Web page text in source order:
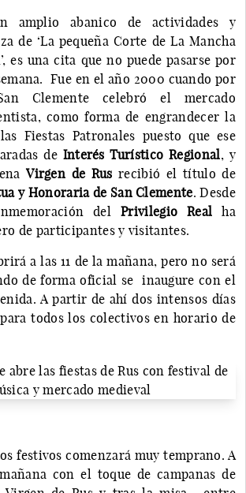
amplio abanico de actividades y
de ‘La pequeña Corte de La Mancha
es una cita que no puede pasarse por
Fue en el año 2000 cuando por
Clemente celebró el mercado
como forma de engrandecer la
Fiestas Patronales puesto que ese
de Interés Turístico Regional, y
Virgen de Rusrecibió el título de
y Honoraria de San Clemente. Desde
delPrivilegio Realha
de participantes y visitantes.
a las 11 de la mañana, pero no será
de forma oficial se inaugure con el
A partir de ahí dos intensos días
todos los colectivos en horario de
festivos comenzará muy temprano. A
con el toque de campanas de